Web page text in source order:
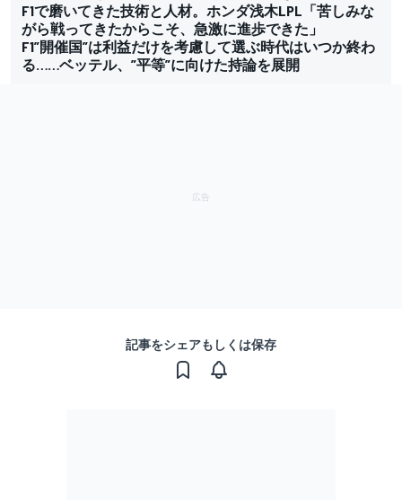
F1で磨いてきた技術と人材。ホンダ浅木LPL「苦しみな
がら戦ってきたからこそ、急激に進歩できた」
F1”開催国”は利益だけを考慮して選ぶ時代はいつか終わ
る……ベッテル、”平等”に向けた持論を展開
記事をシェアもしくは保存